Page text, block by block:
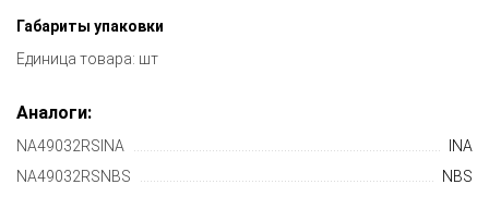
Габариты упаковки
Единица товара: шт
Аналоги:
NA49032RSINA
INA
NA49032RSNBS
NBS